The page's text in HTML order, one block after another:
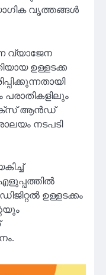
വൃത്തങ്ങൾ
വ്യാജേന
ഉള്ളടക്ക
പരാതികളിലും
ആൻഡ്
നടപടി
ഉള്ളടക്കം